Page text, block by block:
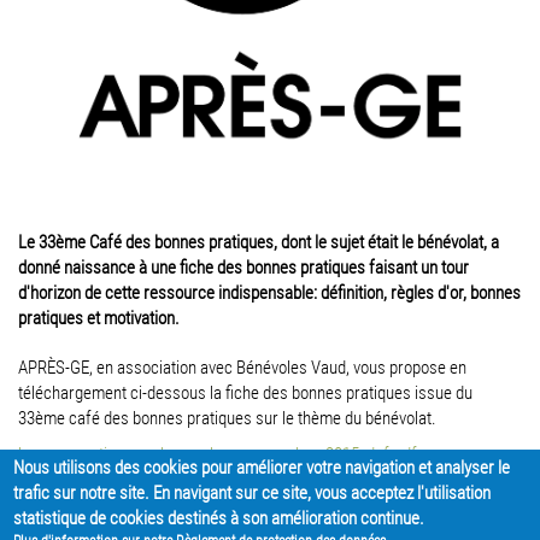
Le 33ème Café des bonnes pratiques, dont le sujet était le bénévolat, a
donné naissance à une fiche des bonnes pratiques faisant un tour
d'horizon de cette ressource indispensable: définition, règles d'or, bonnes
pratiques et motivation.
APRÈS-GE, en association avec Bénévoles Vaud, vous propose en
téléchargement ci-dessous la fiche des bonnes pratiques issue du
33ème café des bonnes pratiques sur le thème du bénévolat.
bonnes_pratiques_-_benevoles_-_novembre_2015_def.pdf
PARTAGER
Nous utilisons des cookies pour améliorer votre navigation et analyser le
trafic sur notre site. En navigant sur ce site, vous acceptez l'utilisation
statistique de cookies destinés à son amélioration continue.